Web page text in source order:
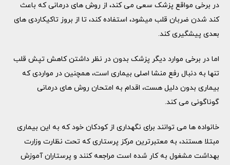
در برخی مواقع پزشک سعی می کند، از روش ‌های درمانی که باعث
کند شدن ضربان قلب میشود، استفاده کند، تا از بروز تاکیکاردی های
بعدی پیشگیری کند.
اما در برخی موارد دیگر پزشک بدون در نظر داشتن کاهش تپش قلب
تنها به دنبال رفع منشا اصلی بیماری است، همچنین در مواردی که
بیماری بدون دلیل هست، اقدام به امتحان روش های درمانی
گوناگونی می کند.
خانواده ها می توانند برای نگهداری از کودکان خود که به این بیماری
مبتلا هستند، به معتبرترین مرکز پرستاری که تحت نظارت وزارت
بهداشت مشغول به کار شده است مراجعه کنند و پرستاران آموزش